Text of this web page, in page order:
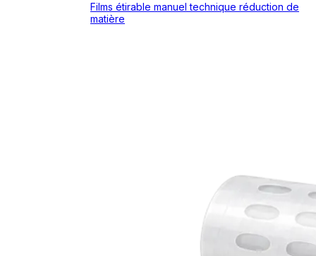
Films étirable manuel technique réduction de
matière